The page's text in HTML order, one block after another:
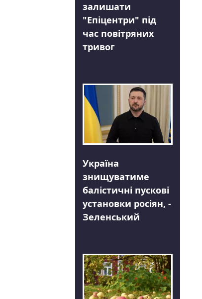
залишати
"Епіцентри" під
час повітряних
тривог
Україна
знищуватиме
балістичні пускові
установки росіян, -
Зеленський